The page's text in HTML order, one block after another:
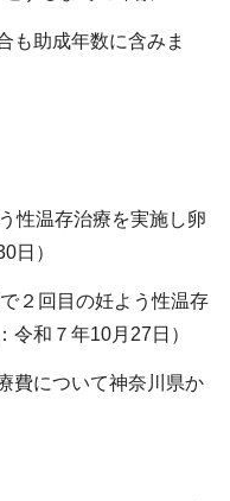
も助成年数に含みま
性温存治療を実施し卵
日）
２回目の妊よう性温存
令和７年10月27日）
費について神奈川県か